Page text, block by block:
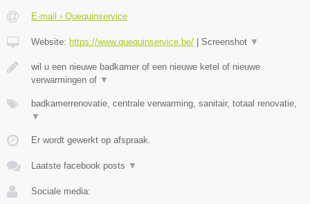
E-mail › Quequinservice
Website: https://www.quequinservice.be/ Screenshot ▼
wil u een nieuwe badkamer of een nieuwe ketel of nieuwe
verwarmingen of ▼
badkamerrenovatie, centrale verwarming, sanitair, totaal renovatie,
▼
Er wordt gewerkt op afspraak.
Laatste facebook posts ▼
Sociale media: